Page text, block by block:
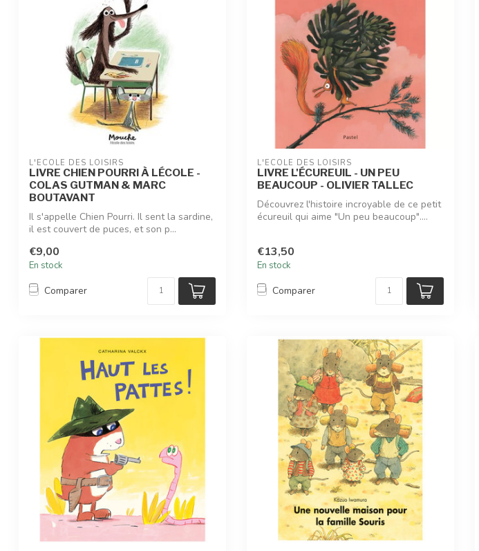
L'ÉCOLE DES LOISIRS
LIVRE CHIEN POURRI À LÉCOLE -
COLAS GUTMAN & MARC
BOUTAVANT
Il s'appelle Chien Pourri. Il sent la sardine,
il est couvert de puces, et son p...
€9,00
En stock
Comparer
L'ÉCOLE DES LOISIRS
LIVRE L'ÉCUREUIL - UN PEU
BEAUCOUP - OLIVIER TALLEC
Découvrez l'histoire incroyable de ce petit
écureuil qui aime "Un peu beaucoup"....
€13,50
En stock
Comparer